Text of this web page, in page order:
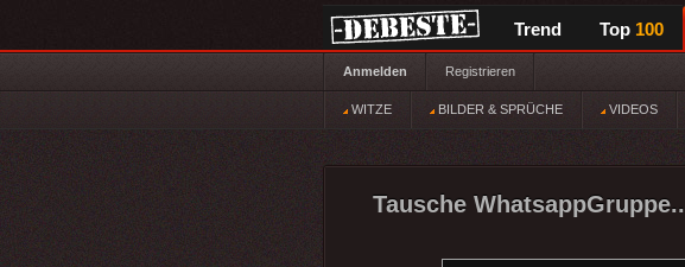
Trend Top 100
Anmelden Registrieren
WITZE BILDER & SPRÜCHE VIDEOS
Tausche WhatsappGruppe..